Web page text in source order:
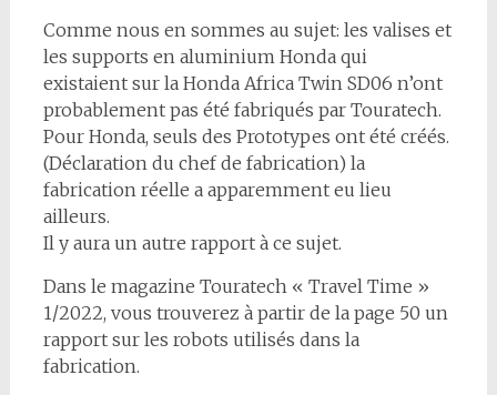
Comme nous en sommes au sujet: les valises et
les supports en aluminium Honda qui
existaient sur la Honda Africa Twin SD06 n’ont
probablement pas été fabriqués par Touratech.
Pour Honda, seuls des Prototypes ont été créés.
(Déclaration du chef de fabrication) la
fabrication réelle a apparemment eu lieu
ailleurs.
Il y aura un autre rapport à ce sujet.
Dans le magazine Touratech « Travel Time »
1/2022, vous trouverez à partir de la page 50 un
rapport sur les robots utilisés dans la
fabrication.